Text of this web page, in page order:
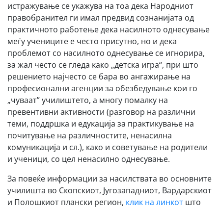
истражување се укажува на тоа дека Народниот
правобранител ги имал предвид сознанијата од
практичното работење дека насилното однесување
меѓу учениците е често присутно, но и дека
проблемот со насилното однесување се игнорира,
за жал често се гледа како „детска игра“, при што
решението најчесто се бара во ангажирање на
професионални агенции за обезбедување кои го
„чуваат” училиштето, а многу помалку на
превентивни активности (разговор на различни
теми, поддршка и едукација за практикување на
почитување на различностите, ненасилна
комуникација и сл.), како и советување на родители
и ученици, со цел ненасилно однесување.
За повеќе информации за насилствата во основните
училишта во Скопскиот, Југозападниот, Вардарскиот
и Полошкиот плански регион, клик на линкот што